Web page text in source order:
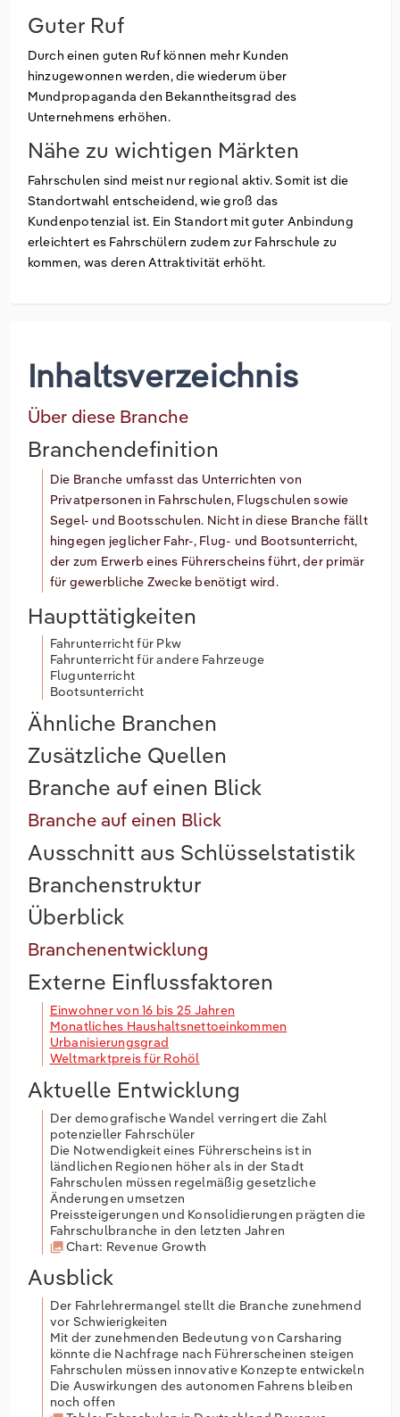
Guter Ruf
Durch einen guten Ruf können mehr Kunden
hinzugewonnen werden, die wiederum über
Mundpropaganda den Bekanntheitsgrad des
Unternehmens erhöhen.
Nähe zu wichtigen Märkten
Fahrschulen sind meist nur regional aktiv. Somit ist die
Standortwahl entscheidend, wie groß das
Kundenpotenzial ist. Ein Standort mit guter Anbindung
erleichtert es Fahrschülern zudem zur Fahrschule zu
kommen, was deren Attraktivität erhöht.
Inhaltsverzeichnis
Über diese Branche
Branchendefinition
Die Branche umfasst das Unterrichten von
Privatpersonen in Fahrschulen, Flugschulen sowie
Segel- und Bootsschulen. Nicht in diese Branche fällt
hingegen jeglicher Fahr-, Flug- und Bootsunterricht,
der zum Erwerb eines Führerscheins führt, der primär
für gewerbliche Zwecke benötigt wird.
Haupttätigkeiten
Fahrunterricht für Pkw
Fahrunterricht für andere Fahrzeuge
Flugunterricht
Bootsunterricht
Ähnliche Branchen
Zusätzliche Quellen
Branche auf einen Blick
Branche auf einen Blick
Ausschnitt aus Schlüsselstatistik
Branchenstruktur
Überblick
Branchenentwicklung
Externe Einflussfaktoren
Einwohner von 16 bis 25 Jahren
Monatliches Haushaltsnettoeinkommen
Urbanisierungsgrad
Weltmarktpreis für Rohöl
Aktuelle Entwicklung
Der demografische Wandel verringert die Zahl
potenzieller Fahrschüler
Die Notwendigkeit eines Führerscheins ist in
ländlichen Regionen höher als in der Stadt
Fahrschulen müssen regelmäßig gesetzliche
Änderungen umsetzen
Preissteigerungen und Konsolidierungen prägten die
Fahrschulbranche in den letzten Jahren
Chart: Revenue Growth
Ausblick
Der Fahrlehrermangel stellt die Branche zunehmend
vor Schwierigkeiten
Mit der zunehmenden Bedeutung von Carsharing
könnte die Nachfrage nach Führerscheinen steigen
Fahrschulen müssen innovative Konzepte entwickeln
Die Auswirkungen des autonomen Fahrens bleiben
noch offen